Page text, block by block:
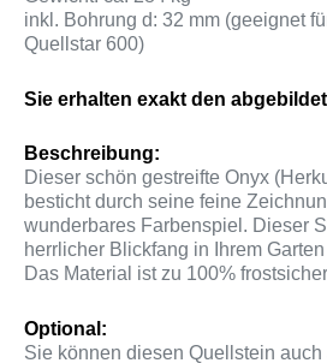
inkl. Bohrung d: 32 mm (geeignet
Quellstar 600)
Sie erhalten exakt den
Beschreibung:
Dieser schön gestreifte Onyx
besticht durch seine feine
wunderbares Farbenspiel. Dieser
herrlicher Blickfang in Ihrem
Das Material ist zu 100%
Optional:
Sie können diesen Quellstein auch